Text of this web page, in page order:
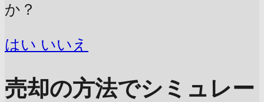
か？
はい いいえ
売却の方法でシミュレー